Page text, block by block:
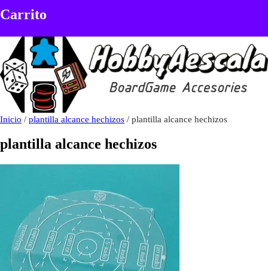
Carrito
Inicio / plantilla alcance hechizos / plantilla alcance hechizos
plantilla alcance hechizos